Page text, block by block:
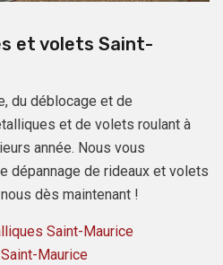
et volets Saint-
du déblocage et de
et de volets roulant à
année. Nous vous
dépannage de rideaux et volets
dès maintenant !
Saint-Maurice
Maurice